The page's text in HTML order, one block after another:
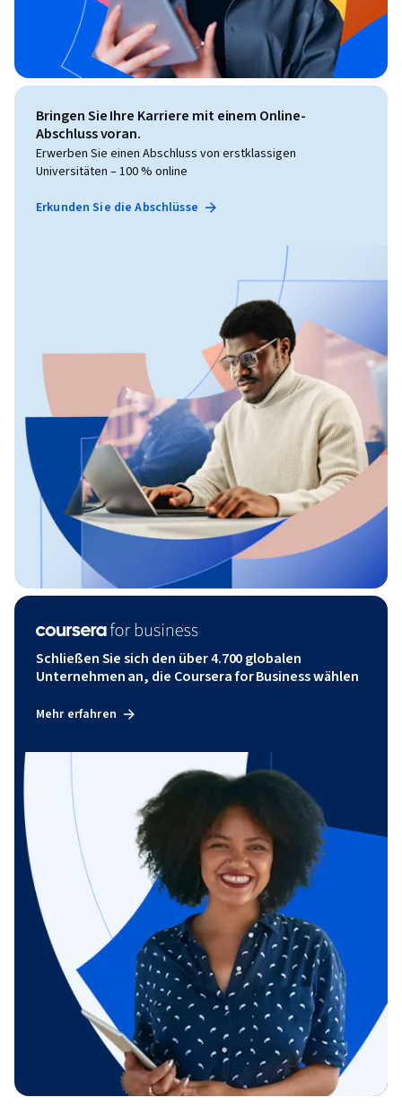
Bringen Sie Ihre Karriere mit einem Online-
Abschluss voran.
Erwerben Sie einen Abschluss von erstklassigen
Universitäten – 100 % online
Erkunden Sie die Abschlüsse
Schließen Sie sich den über 4.700 globalen
Unternehmen an, die Coursera for Business wählen
Mehr erfahren